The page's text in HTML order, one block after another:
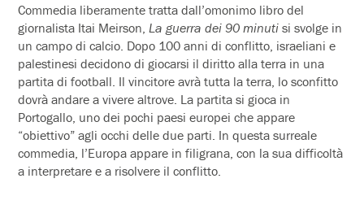
Commedia liberamente tratta dall’omonimo libro del
giornalista Itai Meirson, La guerra dei 90 minuti si svolge in
un campo di calcio. Dopo 100 anni di conflitto, israeliani e
palestinesi decidono di giocarsi il diritto alla terra in una
partita di football. Il vincitore avrà tutta la terra, lo sconfitto
dovrà andare a vivere altrove. La partita si gioca in
Portogallo, uno dei pochi paesi europei che appare
“obiettivo” agli occhi delle due parti. In questa surreale
commedia, l’Europa appare in filigrana, con la sua difficoltà
a interpretare e a risolvere il conflitto.